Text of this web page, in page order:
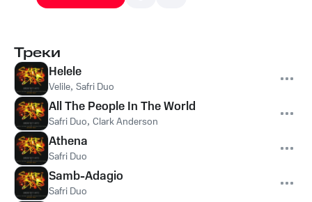
Треки
Helele
Velile, Safri Duo
All The People In The World
Safri Duo, Clark Anderson
Athena
Safri Duo
Samb-Adagio
Safri Duo